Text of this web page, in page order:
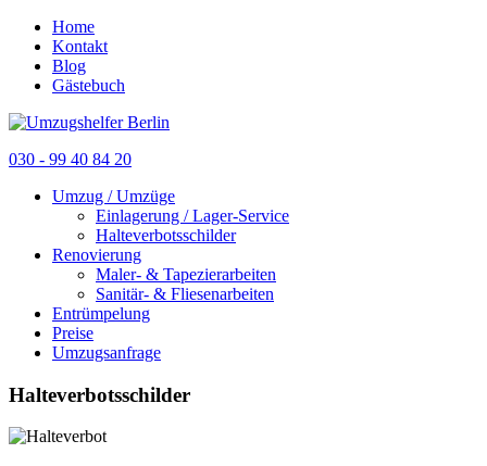
Home
Kontakt
Blog
Gästebuch
030 - 99 40 84 20
Umzug / Umzüge
Einlagerung / Lager-Service
Halteverbotsschilder
Renovierung
Maler- & Tapezierarbeiten
Sanitär- & Fliesenarbeiten
Entrümpelung
Preise
Umzugsanfrage
Halteverbotsschilder